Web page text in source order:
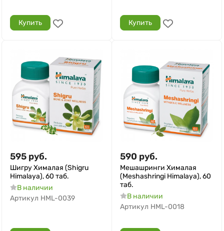
Купить Купить
595 руб.
Шигру Хималая (Shigru
Himalaya), 60 таб.
В наличии
Артикул HML-0039
590 руб.
Мешашринги Хималая
(Meshashringi Himalaya), 60
таб.
В наличии
Артикул HML-0018